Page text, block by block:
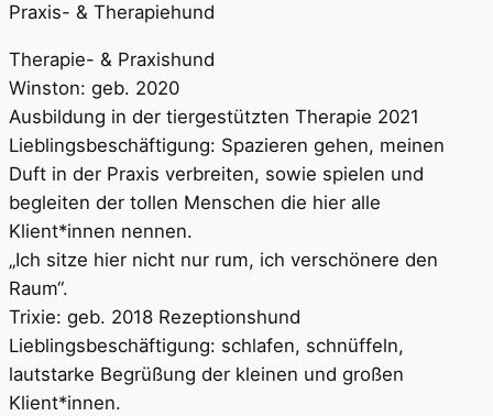
Praxis- & Therapiehund
Therapie- & Praxishund
Winston: geb. 2020
Ausbildung in der tiergestützten Therapie 2021
Lieblingsbeschäftigung: Spazieren gehen, meinen
Duft in der Praxis verbreiten, sowie spielen und
begleiten der tollen Menschen die hier alle
Klient*innen nennen.
„Ich sitze hier nicht nur rum, ich verschönere den
Raum“.
Trixie: geb. 2018 Rezeptionshund
Lieblingsbeschäftigung: schlafen, schnüffeln,
lautstarke Begrüßung der kleinen und großen
Klient*innen.